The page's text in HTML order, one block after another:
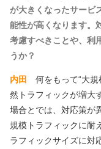
が大きくなったサービ
能性が高くなります。
考慮すべきことや、利
うか？
内田
何をもって“大規
然トラフィックが増大
場合とでは、対応策が
規模トラフィックに耐
ラフィックサイズに対